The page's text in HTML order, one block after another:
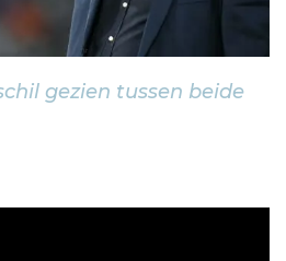
gezien tussen beide